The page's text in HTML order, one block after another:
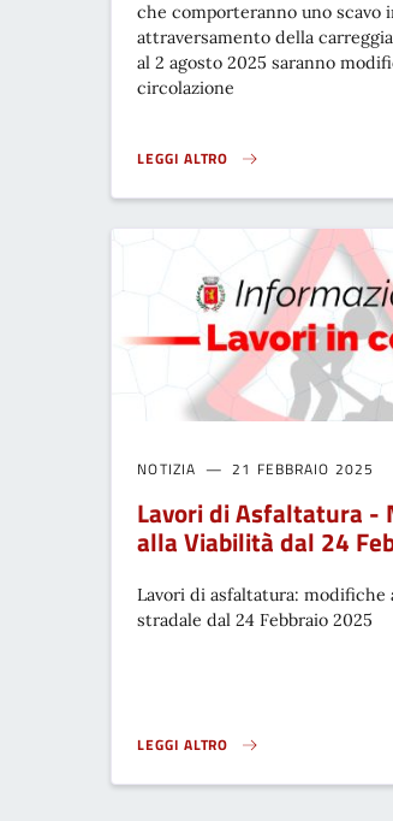
che comporteranno uno scavo
attraversamento della
al 2 agosto 2025 saranno
circolazione
LEGGI ALTRO
MODIFICHE ALLA CIRCOLAZIONE
NOTIZIA 21 FEBBRAIO 2025
Lavori di Asfaltatura -
alla Viabilità dal 24
Lavori di asfaltatura: modifiche
stradale dal 24 Febbraio 2025
LEGGI ALTRO
LAVORI DI ASFALTATURA -